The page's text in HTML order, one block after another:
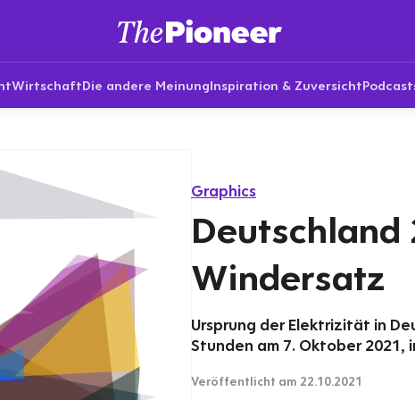
WirtschaftDie andere MeinungInspiration & Zuversicht
Graphics
Deutschland
Windersatz
Ursprung der Elektrizität in
Stunden am 7. Oktober 2021,
Veröffentlicht am 22.10.2021